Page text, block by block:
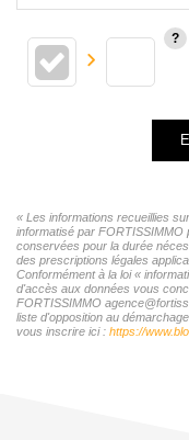
« Les informations recueillies
informatisé par
conservées pour la durée
des prescriptions légales
Conformément à la loi «
d'accès aux données vous
FORTISSIMMO
liste d'opposition au
vous inscrire ici : https://